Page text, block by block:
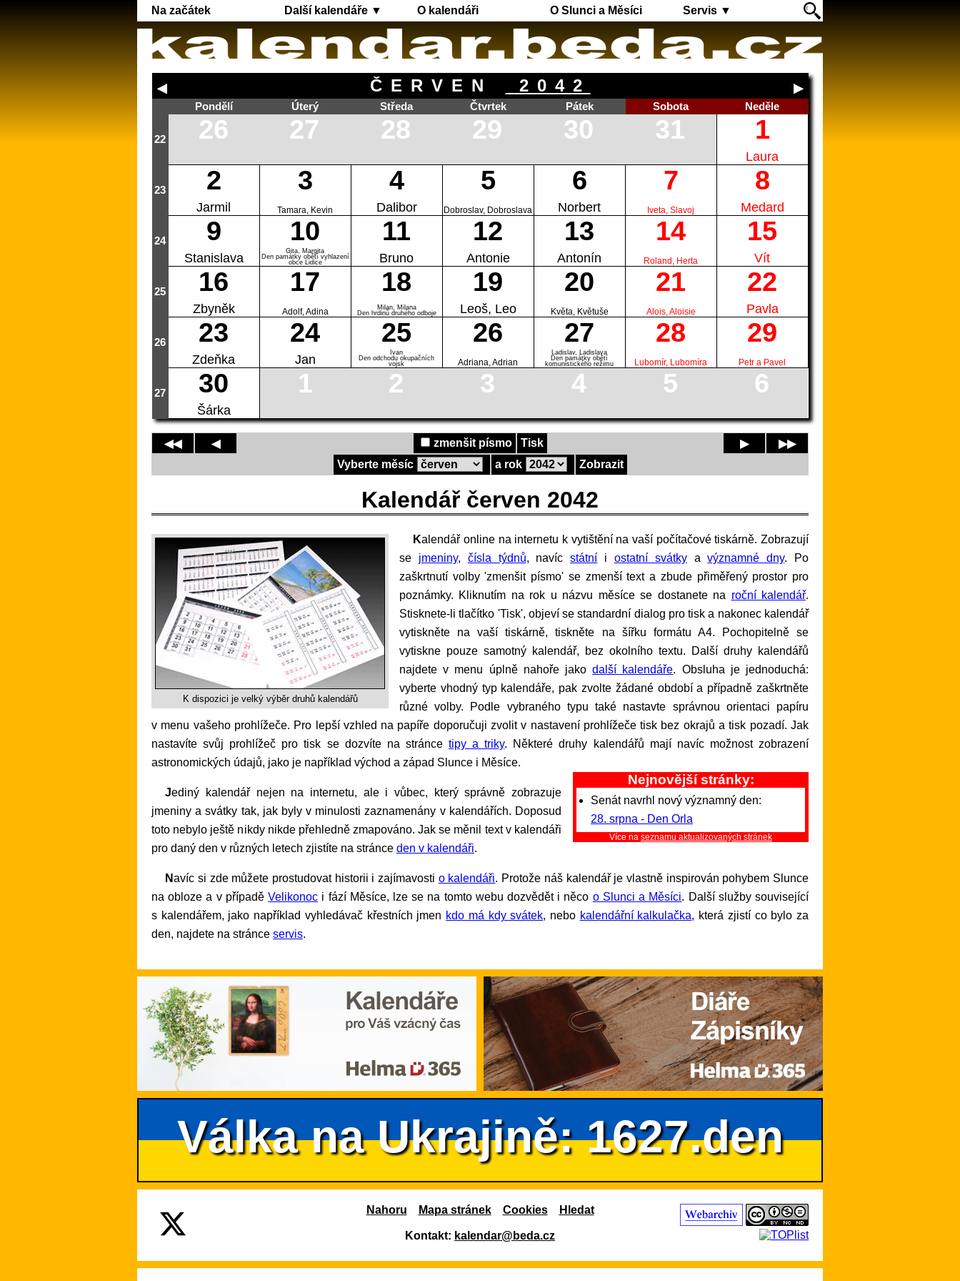
Na začátek Další kalendáře ▼ O kalendáři O Slunci a Měsíci Servis ▼
ČERVEN 2042
Pondělí Úterý Středa Čtvrtek Pátek Sobota Neděle
22 26 27 28 29 30 31 1
Laura
23 2
Jarmil
3
Tamara, Kevin
4
Dalibor
5
Dobroslav, Dobroslava
6
Norbert
7
Iveta, Slavoj
8
Medard
24 9
Stanislava
10
Gita, Margita
Den památky obětí vyhlazení
obce Lidice
11
Bruno
12
Antonie
13
Antonín
14
Roland, Herta
15
Vít
25 16
Zbyněk
17
Adolf, Adina
18
Milan, Milana
Den hrdinů druhého odboje
19
Leoš, Leo
20
Květa, Květuše
21
Alois, Aloisie
22
Pavla
26 23
Zdeňka
24
Jan
25
Ivan
Den odchodu okupačních
vojsk
26
Adriana, Adrian
27
Ladislav, Ladislava
Den památky obětí
komunistického režimu
28
Lubomír, Lubomíra
29
Petr a Pavel
27 30
Šárka
1 2 3 4 5 6
zmenšit písmo
Tisk
Vyberte měsíc
a rok Zobrazit
◀◀ ◀ ▶ ▶▶
Kalendář červen 2042
K dispozici je velký výběr druhů kalendářů
Kalendář online na internetu k vytištění na vaší počítačové tiskárně. Zobrazují
se jmeniny, čísla týdnů, navícstátní i ostatní svátkyavýznamné dny. Po
zaškrtnutí volby 'zmenšit písmo' se zmenší text a zbude přiměřený prostor pro
poznámky. Kliknutím na rok u názvu měsíce se dostanete na roční kalendář.
Stisknete-li tlačítko 'Tisk', objeví se standardní dialog pro tisk a nakonec kalendář
vytiskněte na vaší tiskárně, tiskněte na šířku formátu A4. Pochopitelně se
vytiskne pouze samotný kalendář, bez okolního textu. Další druhy kalendářů
najdete v menu úplně nahoře jakodalší kalendáře. Obsluha je jednoduchá:
vyberte vhodný typ kalendáře, pak zvolte žádané období a případně zaškrtněte
různé volby. Podle vybraného typu také nastavte správnou orientaci papíru
v menu vašeho prohlížeče. Pro lepší vzhled na papíře doporučuji zvolit v nastavení prohlížeče tisk bez okrajů a tisk pozadí. Jak
nastavíte svůj prohlížeč pro tisk se dozvíte na stránce tipy a triky. Některé druhy kalendářů mají navíc možnost zobrazení
astronomických údajů, jako je například východ a západ Slunce i Měsíce.
Nejnovější stránky:
Senát navrhl nový významný den:
28. srpna - Den Orla
Více na seznamu aktualizovaných stránek
Jediný kalendář nejen na internetu, ale i vůbec, který správně zobrazuje
jmeniny a svátky tak, jak byly v minulosti zaznamenány v kalendářích. Doposud
toto nebylo ještě nikdy nikde přehledně zmapováno. Jak se měnil text v kalendáři
pro daný den v různých letech zjistíte na stránce den v kalendáři.
Navíc si zde můžete prostudovat historii i zajímavosti o kalendáři. Protože náš kalendář je vlastně inspirován pohybem Slunce
na obloze a v případěVelikonoc i fází Měsíce, lze se na tomto webu dozvědět i něco o Slunci a Měsíci. Další služby související
s kalendářem, jako například vyhledávač křestních jmen kdo má kdy svátek, nebo kalendářní kalkulačka, která zjistí co bylo za
den, najdete na stránce servis.
Válka na Ukrajině: 1627.den
Nahoru Mapa stránek Cookies Hledat
Kontakt: kalendar@beda.cz